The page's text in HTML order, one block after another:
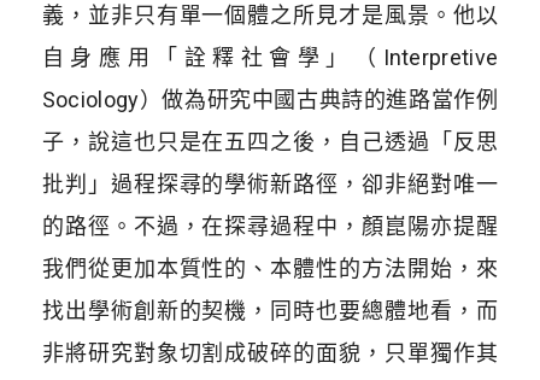
義，並非只有單一個體之所見才是風景。他以
自身應用「詮釋社會學」（Interpretive
Sociology）做為研究中國古典詩的進路當作例
子，說這也只是在五四之後，自己透過「反思
批判」過程探尋的學術新路徑，卻非絕對唯一
的路徑。不過，在探尋過程中，顏崑陽亦提醒
我們從更加本質性的、本體性的方法開始，來
找出學術創新的契機，同時也要總體地看，而
非將研究對象切割成破碎的面貌，只單獨作其